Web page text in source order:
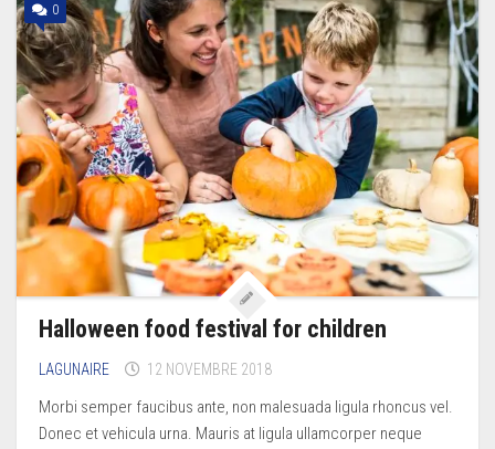
0
Halloween food festival for children
LAGUNAIRE 12 NOVEMBRE 2018
Morbi semper faucibus ante, non malesuada ligula rhoncus vel.
Donec et vehicula urna. Mauris at ligula ullamcorper neque